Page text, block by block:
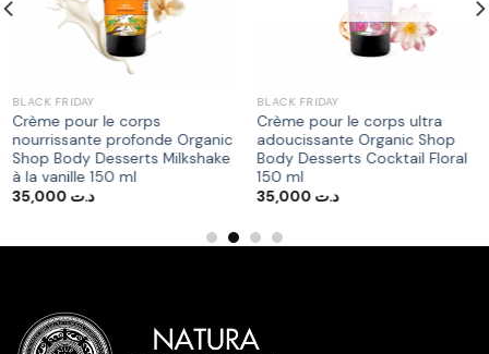
د.ت 192,000.
BLACK FRIDAY
Crème pour le corps
nourrissante profonde Organic
Shop Body Desserts Milkshake
à la vanille 150 ml
د.ت 35,000
BLACK FRIDAY
Crème pour le corps ultra
adoucissante Organic Shop
Body Desserts Cocktail Floral
150 ml
د.ت 35,000